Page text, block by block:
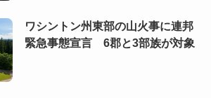
ワシントン州東部の山火事に連邦
緊急事態宣言 6郡と3部族が対象